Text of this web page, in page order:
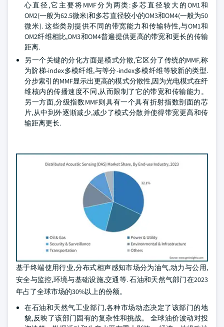
心直径,它主要将MMF分为两类:多芯直径较大的OM1和
OM2(一般为62.5微米)和多芯直径较小的OM3和OM4(一般为50
微米). 这些类别提供不同的带宽能力和传输特性,与OM1和
OM2纤维相比,OM3和OM4普遍提供更高的带宽和更长的传输
距离.
另一个关键的分化方面是模式分散,它区分了传统的MMF,称
为阶梯-index多模纤维,与等分-index多模纤维等较新的类型.
分步索引的MMF显示出更高的模式分散性,因为光电模式在纤
维核内的传播速度不同,从而限制了它的带宽和传输能力。
另一方面,分级指数MMF则具有一个具有折射指数剖面的芯
片,从中到外逐渐减少,减少了模式分散并使得带宽更高和传
输距离更长.
基于终端使用行业,分布式相声感知市场分为油气,动力与公用,
安全与监控,环境与基础设施,交通等. 石油和天然气部门在2023
年占了全球市场的30%以上的份额。
在石油和天然气工业部门,各种市场动态决定了该部门的地
貌,反映了该部门固有的复杂性和挑战。 全球油价波动对投